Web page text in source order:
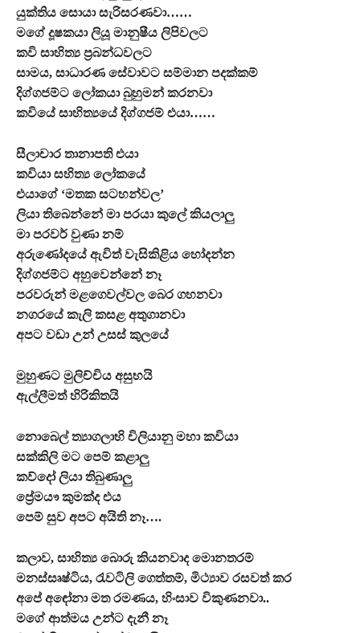
යුක්තිය සොයා සැරිසරණවා……
මගේ දූෂකයා ලියූ මානුෂීය ලිපිවලට
කවි සාහිත්‍ය ප්‍රබන්ධවලට
සාමය, සාධාරණ සේවාවට සම්මාන පදක්කම්
දිග්ගජම්ට ලෝකයා බුහුමන් කරනවා
කවියේ සාහිත්‍යයේ දිග්ගජම් එයා……
සීලාචාර තානාපති එයා
කවියා සහිත්‍ය ලෝකයේ
එයාගේ ‘මතක සටහන්වල’
ලියා තිබෙන්නේ මා පරයා කුලේ කියලාලු
මා පරවර් වුණා නම්
අරුණෝදයේ ඇවිත් වැසිකිළිය හෝදන්න
දිග්ගජම්ට අහුවෙන්නේ නෑ
පරවරුන් මළගෙවල්වල බෙර ගහනවා
නගරයේ කැලි කසළ අතුගානවා
අපට වඩා උන් උසස් කුලයේ
මුහුණට මුලිච්චිය අසුභයි
ඇල්ලීමත් හිරිකිතයි
නොබෙල් ත්‍යාගලාභි චිලියානු මහා කවියා
සක්කිලි මට පෙම් කළාලු
කව්දෝ ලියා තිබුණාලු
ප්‍රේමයෟ කුමක්ද එය
පෙම් සුව අපට අයිති නෑ….
කලාව, සාහිත්‍ය බොරු කියනවාද මොනතරම්
මනස්සෘෂ්ටිය, රැවටිලි ගෙත්තම්, මිථ්‍යාව රසවත් කර
අපේ අඳෝනා මත රමණය, හිංසාව විකුණනවා..
මගේ ආත්මය උන්ට දැනී නෑ